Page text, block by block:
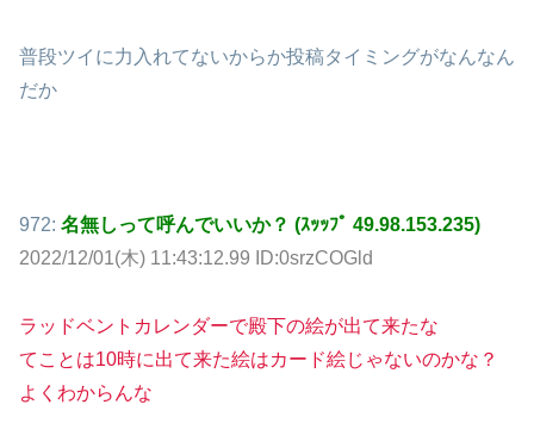
普段ツイに力入れてないからか投稿タイミングがなんなん
だか
972: 名無しって呼んでいいか？ (ｽｯｯﾌﾟ 49.98.153.235)
2022/12/01(木) 11:43:12.99 ID:0srzCOGld
ラッドベントカレンダーで殿下の絵が出て来たな
てことは10時に出て来た絵はカード絵じゃないのかな？
よくわからんな